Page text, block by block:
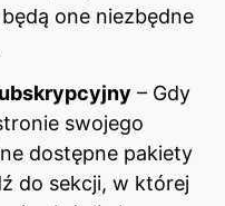
one niezbędne
– Gdy
swojego
dostępne pakiety
do sekcji, w której